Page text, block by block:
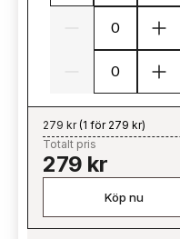
279 kr(1 för 279 kr)
Totalt pris
279 kr
Köp nu